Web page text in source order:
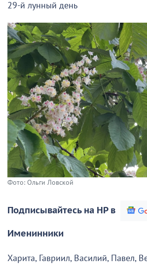
29-й лунный день
Фото: Ольги Ловской
Подписывайтесь на НР в
Именинники
Харита, Гавриил, Василий, Павел,